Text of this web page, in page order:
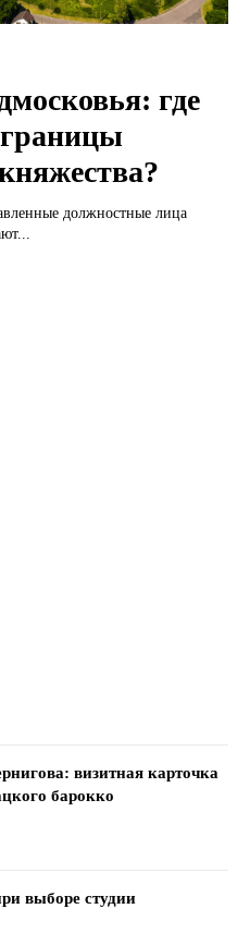
где
должностные лица
визитная карточка
барокко
выборе студии